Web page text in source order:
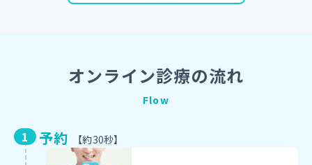
オンライン診療の流れ
Flow
予約 【約30秒】